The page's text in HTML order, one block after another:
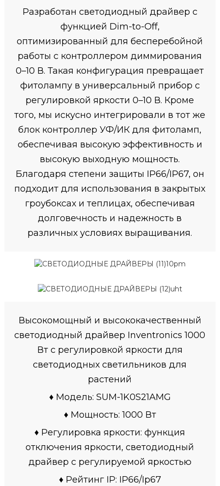
Разработан светодиодный драйвер с
функцией Dim-to-Off,
оптимизированный для бесперебойной
работы с контроллером диммирования
0–10 В. Такая конфигурация превращает
фитолампу в универсальный прибор с
регулировкой яркости 0–10 В. Кроме
того, мы искусно интегрировали в тот же
блок контроллер УФ/ИК для фитоламп,
обеспечивая высокую эффективность и
высокую выходную мощность.
Благодаря степени защиты IP66/IP67, он
подходит для использования в закрытых
гроубоксах и теплицах, обеспечивая
долговечность и надежность в
различных условиях выращивания.
Высокомощный и высококачественный
светодиодный драйвер Inventronics 1000
Вт с регулировкой яркости для
светодиодных светильников для
растений
♦ Модель: SUM-1K0S21AMG
♦ Мощность: 1000 Вт
♦ Регулировка яркости: функция
отключения яркости, светодиодный
драйвер с регулируемой яркостью
♦ Рейтинг IP: IP66/Ip67